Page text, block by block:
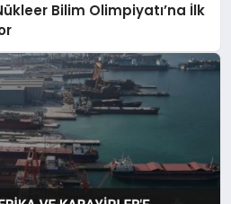
Bilim Olimpiyatı’na İlk